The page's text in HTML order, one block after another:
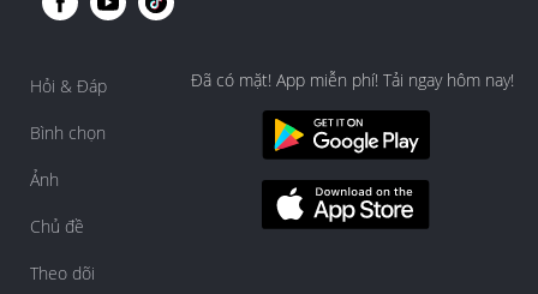
Hỏi & Đáp
Bình chọn
Ảnh
Chủ đề
Theo dõi
Đã có mặt! App miễn phí! Tải ngay hôm nay!